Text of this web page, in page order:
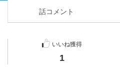
話コメント
いいね獲得
1